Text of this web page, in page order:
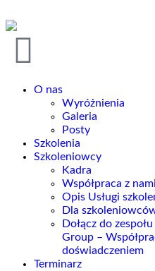
treści
O nas
Wyróżnienia
Galeria
Posty
Szkolenia
Szkoleniowcy
Kadra
Współpraca z nami
Opis Usługi
Dla
Dołącz do
Group –
doświadczeniem
Terminarz